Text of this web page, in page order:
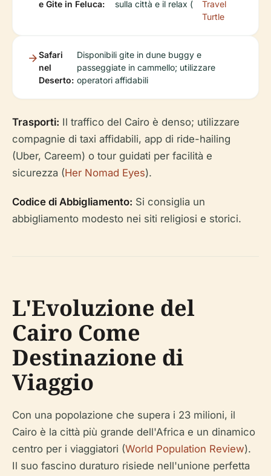
e Gite in Feluca: sulla città e il relax (
Travel
Turtle
Safari
nel
Deserto:
Disponibili gite in dune buggy e
passeggiate in cammello; utilizzare
operatori affidabili
Trasporti: Il traffico del Cairo è denso; utilizzare
compagnie di taxi affidabili, app di ride-hailing
(Uber, Careem) o tour guidati per facilità e
sicurezza (Her Nomad Eyes).
Codice di Abbigliamento: Si consiglia un
abbigliamento modesto nei siti religiosi e storici.
L'Evoluzione del
Cairo Come
Destinazione di
Viaggio
Con una popolazione che supera i 23 milioni, il
Cairo è la città più grande dell'Africa e un dinamico
centro per i viaggiatori (World Population Review).
Il suo fascino duraturo risiede nell'unione perfetta